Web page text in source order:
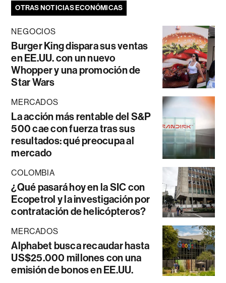
OTRAS NOTICIAS ECONÓMICAS
NEGOCIOS
Burger King dispara sus ventas
en EE.UU. con un nuevo
Whopper y una promoción de
Star Wars
MERCADOS
La acción más rentable del S&P
500 cae con fuerza tras sus
resultados: qué preocupa al
mercado
COLOMBIA
¿Qué pasará hoy en la SIC con
Ecopetrol y la investigación por
contratación de helicópteros?
MERCADOS
Alphabet busca recaudar hasta
US$25.000 millones con una
emisión de bonos en EE.UU.